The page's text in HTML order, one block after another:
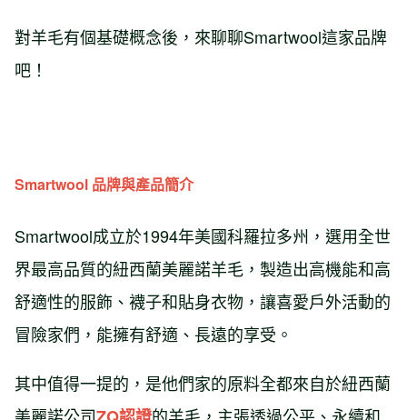
對羊毛有個基礎概念後，來聊聊Smartwool這家品牌
吧！
Smartwool 品牌與產品簡介
Smartwool成立於1994年美國科羅拉多州，選用全世
界最高品質的紐西蘭美麗諾羊毛，製造出高機能和高
舒適性的服飾、襪子和貼身衣物，讓喜愛戶外活動的
冒險家們，能擁有舒適、長遠的享受。
其中值得一提的，是他們家的原料全都來自於紐西蘭
美麗諾公司
的羊毛，主張透過公平、永續和